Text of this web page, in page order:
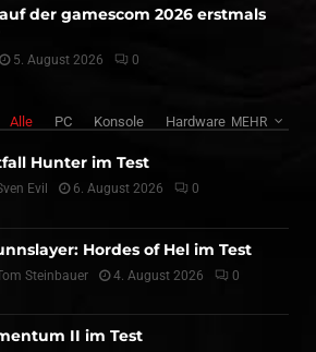
der gamescom 2026 erstmals
5. August 2026 0
Alle PC Konsole Hardware MEHR
Hunter im Test
Evil 6. August 2026 0
Hordes of Hel im Test
Steinbauer 4. August 2026 0
II im Test